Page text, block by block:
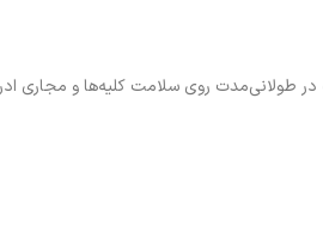
طولانی‌مدت روی سلامت کلیه‌ها و مجاری